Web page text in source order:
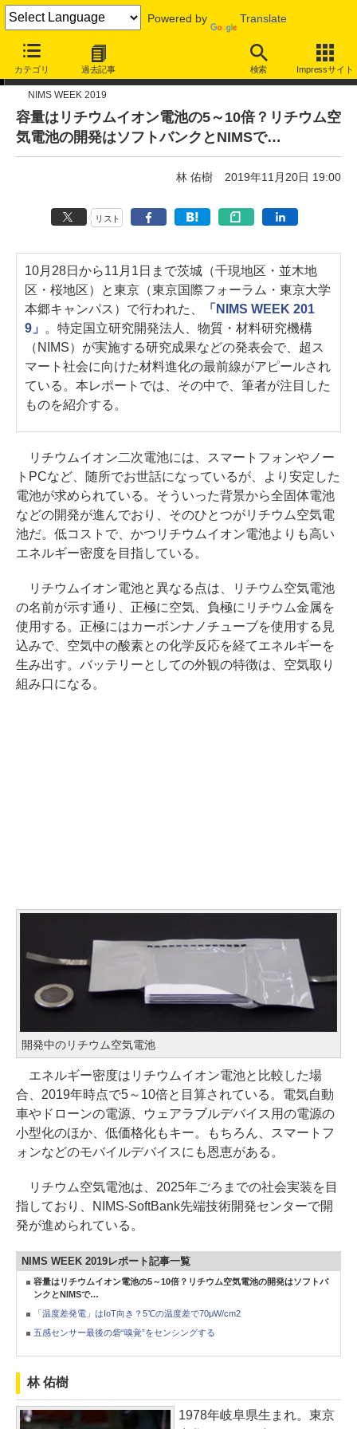
Powered by Translate
カテゴリ 過去記事 検索 Impressサイト
イベントレポート
NIMS WEEK 2019
容量はリチウムイオン電池の5～10倍？リチウム空
気電池の開発はソフトバンクとNIMSで…
林 佑樹 2019年11月20日 19:00
リスト
10月28日から11月1日まで茨城（千現地区・並木地
区・桜地区）と東京（東京国際フォーラム・東京大学
本郷キャンパス）で行われた、
「NIMS WEEK 201
9」
。特定国立研究開発法人、物質・材料研究機構
（NIMS）が実施する研究成果などの発表会で、超ス
マート社会に向けた材料進化の最前線がアピールされ
ている。本レポートでは、その中で、筆者が注目した
ものを紹介する。
リチウムイオン二次電池には、スマートフォンやノー
トPCなど、随所でお世話になっているが、より安定した
電池が求められている。そういった背景から全固体電池
などの開発が進んでおり、そのひとつがリチウム空気電
池だ。低コストで、かつリチウムイオン電池よりも高い
エネルギー密度を目指している。
リチウムイオン電池と異なる点は、リチウム空気電池
の名前が示す通り、正極に空気、負極にリチウム金属を
使用する。正極にはカーボンナノチューブを使用する見
込みで、空気中の酸素との化学反応を経てエネルギーを
生み出す。バッテリーとしての外観の特徴は、空気取り
組み口になる。
開発中のリチウム空気電池
エネルギー密度はリチウムイオン電池と比較した場
合、2019年時点で5～10倍と目算されている。電気自動
車やドローンの電源、ウェアラブルデバイス用の電源の
小型化のほか、低価格化もキー。もちろん、スマートフ
ォンなどのモバイルデバイスにも恩恵がある。
リチウム空気電池は、2025年ごろまでの社会実装を目
指しており、NIMS-SoftBank先端技術開発センターで開
発が進められている。
NIMS WEEK 2019レポート記事一覧
容量はリチウムイオン電池の5～10倍？リチウム空気電池の開発はソフトバ
ンクとNIMSで…
「温度差発電」はIoT向き？5℃の温度差で70μW/cm2
五感センサー最後の砦“嗅覚”をセンシングする
林 佑樹
1978年岐阜県生まれ。東京